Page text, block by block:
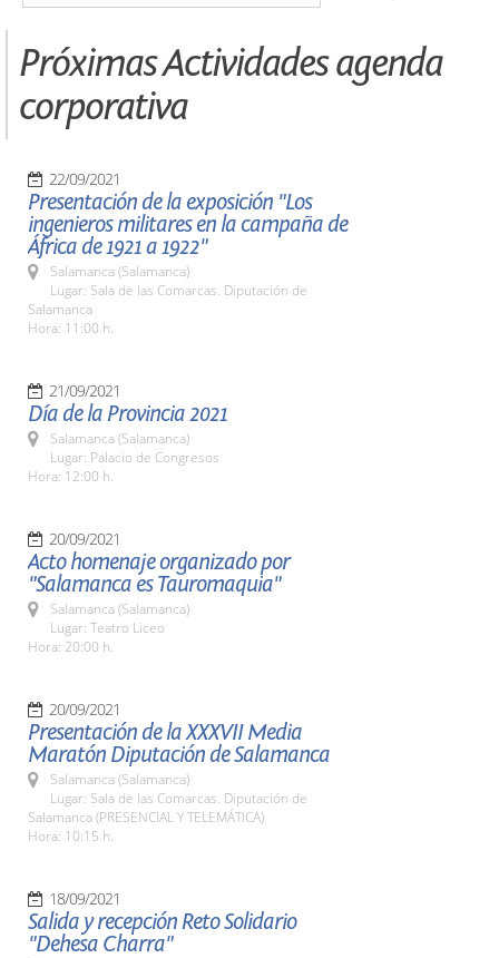
Próximas Actividades agenda
corporativa
22/09/2021
Presentación de la exposición "Los
ingenieros militares en la campaña de
África de 1921 a 1922"
Salamanca (Salamanca)
Lugar: Sala de las Comarcas. Diputación de
Salamanca
Hora: 11:00 h.
21/09/2021
Día de la Provincia 2021
Salamanca (Salamanca)
Lugar: Palacio de Congresos
Hora: 12:00 h.
20/09/2021
Acto homenaje organizado por
"Salamanca es Tauromaquia"
Salamanca (Salamanca)
Lugar: Teatro Liceo
Hora: 20:00 h.
20/09/2021
Presentación de la XXXVII Media
Maratón Diputación de Salamanca
Salamanca (Salamanca)
Lugar: Sala de las Comarcas. Diputación de
Salamanca (PRESENCIAL Y TELEMÁTICA)
Hora: 10:15 h.
18/09/2021
Salida y recepción Reto Solidario
"Dehesa Charra"